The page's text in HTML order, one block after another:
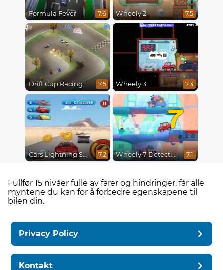
Formula Fever 7.6 Wheely 2 7.5
Drift Cup Racing 7.5 Wheely 3 7.3
Cars Lightning Speed 7.2
7
Wheely 7 Detective 7.1
Fullfør 15 nivåer fulle av farer og hindringer, får alle
myntene du kan for å forbedre egenskapene til
bilen din.
Privacy Policy
Kontakt